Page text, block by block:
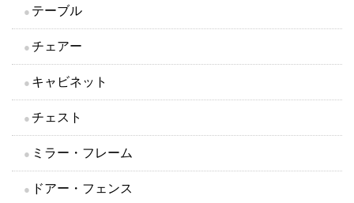
テーブル
チェアー
キャビネット
チェスト
ミラー・フレーム
ドアー・フェンス